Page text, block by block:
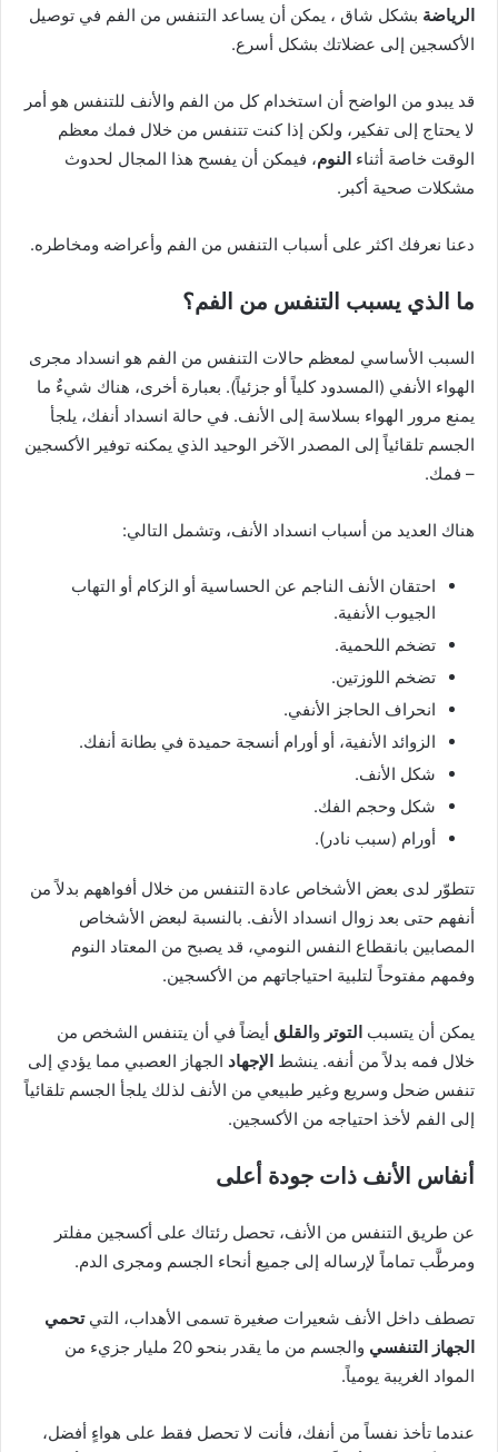
الرياضة بشكل شاق ، يمكن أن يساعد التنفس من الفم في توصيل
الأكسجين إلى عضلاتك بشكل أسرع.
قد يبدو من الواضح أن استخدام كل من الفم والأنف للتنفس هو أمر
لا يحتاج إلى تفكير، ولكن إذا كنت تتنفس من خلال فمك معظم
الوقت خاصة أثناء النوم، فيمكن أن يفسح هذا المجال لحدوث
مشكلات صحية أكبر.
دعنا نعرفك اكثر على أسباب التنفس من الفم وأعراضه ومخاطره.
ما الذي يسبب التنفس من الفم؟
السبب الأساسي لمعظم حالات التنفس من الفم هو انسداد مجرى
الهواء الأنفي (المسدود كلياً أو جزئياً). بعبارة أخرى، هناك شيءٌ ما
يمنع مرور الهواء بسلاسة إلى الأنف. في حالة انسداد أنفك، يلجأ
الجسم تلقائياً إلى المصدر الآخر الوحيد الذي يمكنه توفير الأكسجين
– فمك.
هناك العديد من أسباب انسداد الأنف، وتشمل التالي:
احتقان الأنف الناجم عن الحساسية أو الزكام أو التهاب
الجيوب الأنفية.
تضخم اللحمية.
تضخم اللوزتين.
انحراف الحاجز الأنفي.
الزوائد الأنفية، أو أورام أنسجة حميدة في بطانة أنفك.
شكل الأنف.
شكل وحجم الفك.
أورام (سبب نادر).
تتطوّر لدى بعض الأشخاص عادة التنفس من خلال أفواههم بدلاً من
أنفهم حتى بعد زوال انسداد الأنف. بالنسبة لبعض الأشخاص
المصابين بانقطاع النفس النومي، قد يصبح من المعتاد النوم
وفمهم مفتوحاً لتلبية احتياجاتهم من الأكسجين.
يمكن أن يتسبب التوتر والقلق أيضاً في أن يتنفس الشخص من
خلال فمه بدلاً من أنفه. ينشط الإجهاد الجهاز العصبي مما يؤدي إلى
تنفس ضحل وسريع وغير طبيعي من الأنف لذلك يلجأ الجسم تلقائياً
إلى الفم لأخذ احتياجه من الأكسجين.
أنفاس الأنف ذات جودة أعلى
عن طريق التنفس من الأنف، تحصل رئتاك على أكسجين مفلتر
ومرطَّب تماماً لإرساله إلى جميع أنحاء الجسم ومجرى الدم.
تصطف داخل الأنف شعيرات صغيرة تسمى الأهداب، التيتحمي
الجهاز التنفسي
والجسم من ما يقدر بنحو 20 مليار جزيء من
المواد الغريبة يومياً.
عندما تأخذ نفساً من أنفك، فأنت لا تحصل فقط على هواءٍ أفضل،